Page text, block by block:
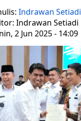
Indrawan Setiadi
Indrawan Setiadi
2 Jun 2025 - 14:09